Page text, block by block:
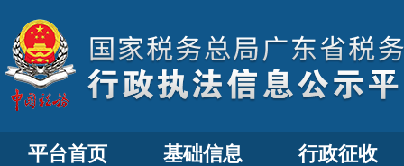
平台首页 基础信息 行政征收